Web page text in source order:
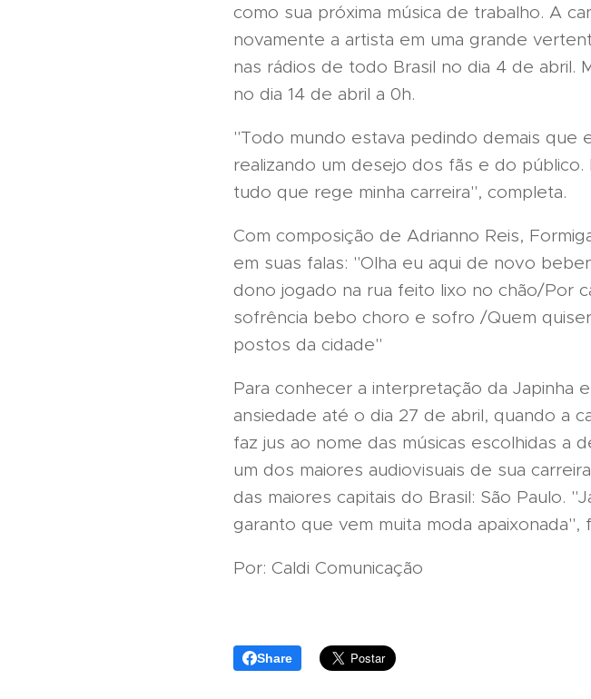
como sua próxima música de trabalho. A
novamente a artista em uma grande
nas rádios de todo Brasil no dia 4 de abril.
no dia 14 de abril a 0h.
"Todo mundo estava pedindo demais que
realizando um desejo dos fãs e do público.
tudo que rege minha carreira", completa.
Com composição de Adrianno Reis,
em suas falas: "Olha eu aqui de novo
dono jogado na rua feito lixo no chão/Por
sofrência bebo choro e sofro /Quem
postos da cidade"
Para conhecer a interpretação da Japinha
ansiedade até o dia 27 de abril, quando a
faz jus ao nome das músicas escolhidas
um dos maiores audiovisuais de sua
das maiores capitais do Brasil: São Paulo.
garanto que vem muita moda apaixonada",
Por: Caldi Comunicação
Share